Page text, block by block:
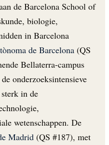
de Barcelona School of
biologie,
in Barcelona
de Barcelona (QS
Bellaterra-campus
onderzoeksintensieve
in de
wetenschappen. De
Madrid (QS #187), met